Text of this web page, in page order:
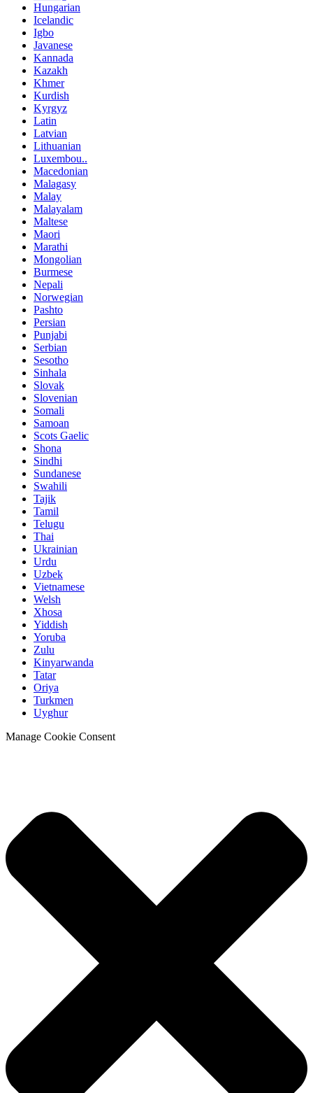
Hungarian
Icelandic
Igbo
Javanese
Kannada
Kazakh
Khmer
Kurdish
Kyrgyz
Latin
Latvian
Lithuanian
Luxembou..
Macedonian
Malagasy
Malay
Malayalam
Maltese
Maori
Marathi
Mongolian
Burmese
Nepali
Norwegian
Pashto
Persian
Punjabi
Serbian
Sesotho
Sinhala
Slovak
Slovenian
Somali
Samoan
Scots Gaelic
Shona
Sindhi
Sundanese
Swahili
Tajik
Tamil
Telugu
Thai
Ukrainian
Urdu
Uzbek
Vietnamese
Welsh
Xhosa
Yiddish
Yoruba
Zulu
Kinyarwanda
Tatar
Oriya
Turkmen
Uyghur
Manage Cookie Consent